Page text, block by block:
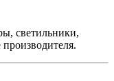
светильники,